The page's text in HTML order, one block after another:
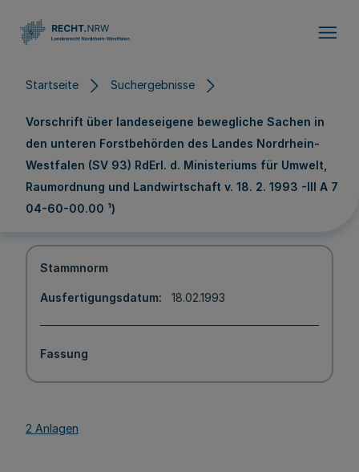
Startseite Suchergebnisse
Vorschrift über landeseigene bewegliche Sachen in
den unteren Forstbehörden des Landes Nordrhein-
Westfalen (SV 93) RdErl. d. Ministeriums für Umwelt,
Raumordnung und Landwirtschaft v. 18. 2. 1993 -III A 7
04-60-00.00 ¹)
Stammnorm
Ausfertigungsdatum 18.02.1993
Fassung
2 Anlagen